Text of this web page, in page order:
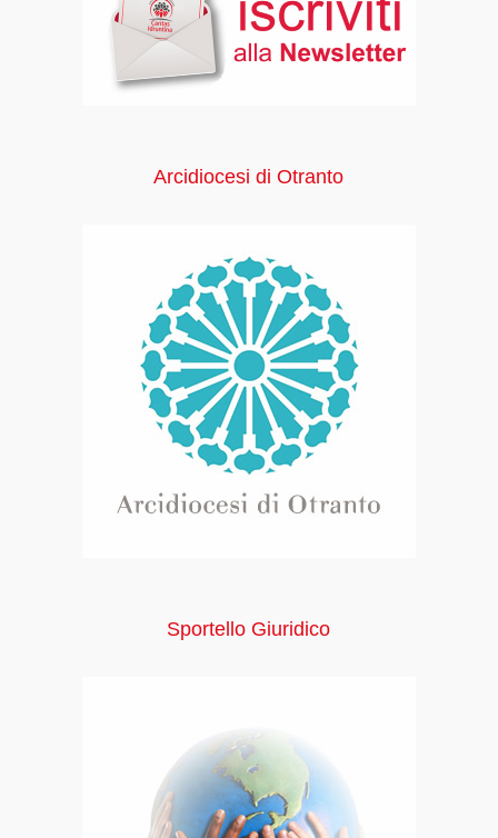
Arcidiocesi di Otranto
Sportello Giuridico